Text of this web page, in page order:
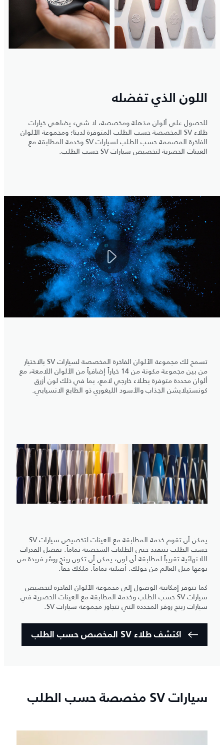
اللون الذي تفضله
للحصول على ألوان مذهلة ومخصصة، لا شيء يضاهي خيارات
طلاء SV المخصصة حسب الطلب المتوفرة لدينا؛ ومجموعة الألوان
الفاخرة المصممة حسب الطلب لسيارات SV وخدمة المطابقة مع
العينات الحصرية لتخصيص سيارات SV حسب الطلب.
تسمح لك مجموعة الألوان الفاخرة المخصصة لسيارات SV بالاختيار
من بين مجموعة مكونة من 14 خياراً إضافياً من الألوان اللامعة، مع
ألوان محددة متوفرة بطلاء خارجي لامع، بما في ذلك لون أزرق
كونستيلايشن الجذاب والأسود الليغوري ذو الطابع الانسيابي.
يمكن أن تقوم خدمة المطابقة مع العينات لتخصيص سيارات SV
حسب الطلب بتنفيذ حتى الطلبات الشخصية تماماً. بفضل القدرات
اللانهائية تقريباً لمطابقة أي لون، يمكن أن تكون رينج روڤر فريدة من
نوعها مثل العالم من حولك. أصلية تماماً. ملكك حقاً.
كما تتوفر إمكانية الوصول إلى مجموعة الألوان الفاخرة لتخصيص
سيارات SV حسب الطلب وخدمة المطابقة مع العينات الحصرية في
سيارات رينج روڤر المحددة التي تتجاوز مجموعة سيارات SV.
اكتشف طلاء SV المخصص حسب الطلب
سيارات SV مخصصة حسب الطلب